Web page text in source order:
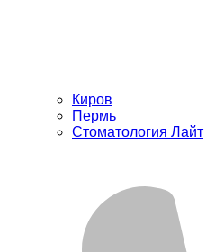
Киров
Пермь
Стоматология Лайт